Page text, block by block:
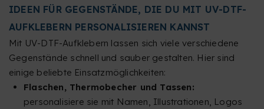
IDEEN FÜR GEGENSTÄNDE, DIE DU MIT UV-DTF-
AUFKLEBERN PERSONALISIEREN KANNST
Mit UV-DTF-Aufklebern lassen sich viele verschiedene
Gegenstände schnell und sauber gestalten. Hier sind
einige beliebte Einsatzmöglichkeiten:
Flaschen, Thermobecher und Tassen:
personalisiere sie mit Namen, Illustrationen, Logos